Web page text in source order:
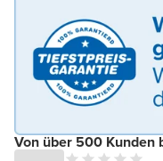
Von über 500 Kunden